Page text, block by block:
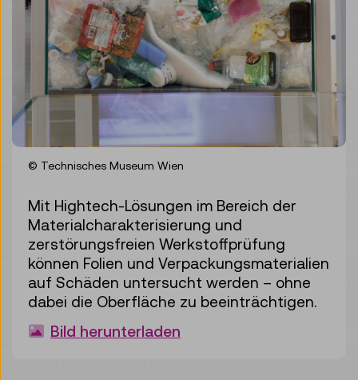
© Technisches Museum Wien
Mit Hightech-Lösungen im Bereich der
Materialcharakterisierung und
zerstörungsfreien Werkstoffprüfung
können Folien und Verpackungsmaterialien
auf Schäden untersucht werden – ohne
dabei die Oberfläche zu beeinträchtigen.
Bild herunterladen